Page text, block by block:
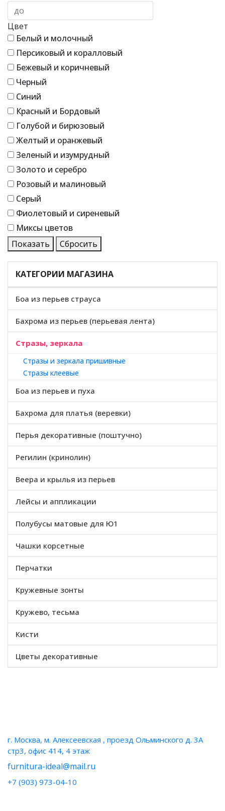
Цвет
Белый и молочный
Персиковый и коралловый
Бежевый и коричневый
Черный
Синий
Красный и Бордовый
Голубой и бирюзовый
Желтый и оранжевый
Зеленый и изумрудный
Золото и серебро
Розовый и малиновый
Серый
Фиолетовый и сиреневый
Миксы цветов
Показать
Сбросить
КАТЕГОРИИ МАГАЗИНА
Боа из перьев страуса
Бахрома из перьев (перьевая лента)
Стразы, зеркала
Стразы и зеркала пришивные
Стразы клеевые
Боа из перьев и пуха
Бахрома для платья (веревки)
Перья декоративные (поштучно)
Регилин (кринолин)
Веера и крылья из перьев
Лейсы и аппликации
Полубусы матовые для Ю1
Чашки корсетные
Перчатки
Кружевные зонты
Кружево, тесьма
Кисти
Цветы декоративные
г. Москва, м. Алексеевская , проезд Ольминского д. 3А
стр3, офис 414, 4 этаж
furnitura-ideal@mail.ru
+7 (903) 973-04-10